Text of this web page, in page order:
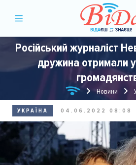
Російський журналіст
дружина отримали
Новини
УКРАЇНА 04.06.2022 08:08